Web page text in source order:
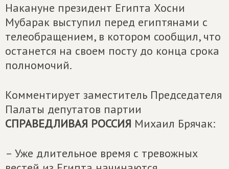
Накануне президент Египта Хосни
Мубарак выступил перед египтянами с
телеобращением, в котором сообщил, что
останется на своем посту до конца срока
полномочий.
Комментирует заместитель Председателя
Палаты депутатов партии
СПРАВЕДЛИВАЯ РОССИЯ Михаил Брячак:
– Уже длительное время с тревожных